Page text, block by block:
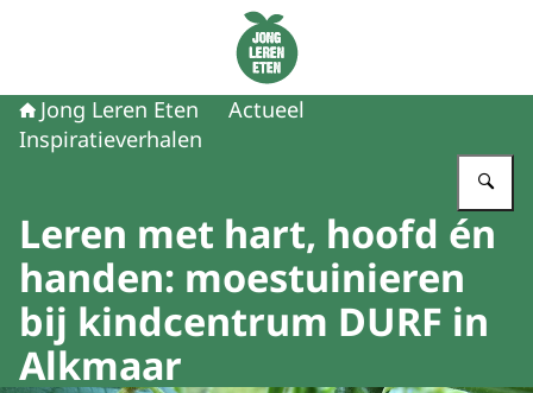
Naar de homepage van Jong Leren Eten
Jong Leren Eten
Actueel
Inspiratieverhalen
Leren met hart, hoofd én
handen: moestuinieren
bij kindcentrum DURF in
Alkmaar